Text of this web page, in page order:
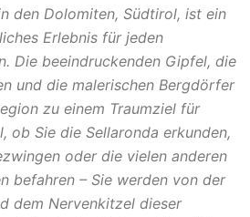
den Dolomiten, Südtirol, ist ein
Erlebnis für jeden
Die beeindruckenden Gipfel, die
und die malerischen Bergdörfer
zu einem Traumziel für
ob Sie die Sellaronda erkunden,
oder die vielen anderen
befahren – Sie werden von der
dem Nervenkitzel dieser